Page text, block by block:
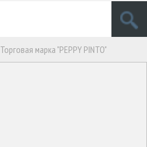
Торговая марка "PEPPY PINTO"